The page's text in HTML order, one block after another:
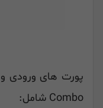
Combo شامل: